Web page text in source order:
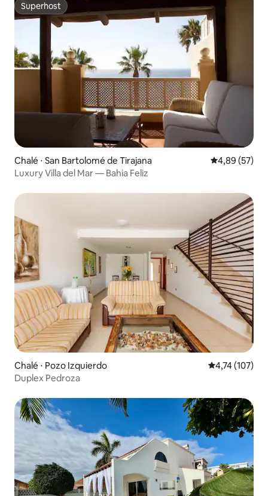
Superhost
Superhost
Chalé ⋅ San Bartolomé de Tirajana 4,89 de uma
4,89 (57)
Luxury Villa del Mar — Bahia Feliz
Chalé ⋅ Pozo Izquierdo 4,74 de uma
4,74 (107)
Duplex Pedroza